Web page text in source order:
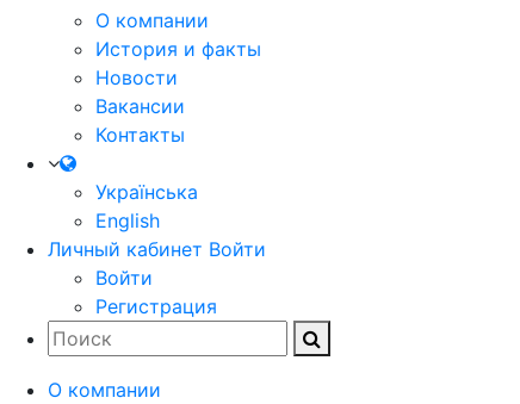
О компании
История и факты
Новости
Вакансии
Контакты
Українська
English
Личный кабинет Войти
Войти
Регистрация
О компании